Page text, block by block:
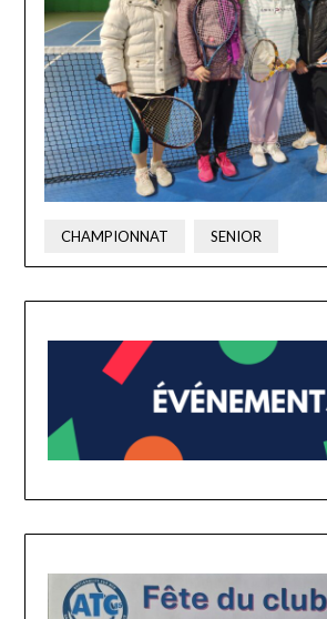
CHAMPIONNAT SENIOR